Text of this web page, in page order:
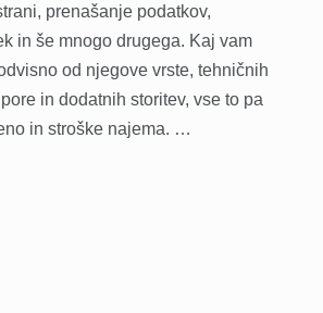
prenašanje podatkov,
in še mnogo drugega. Kaj vam
od njegove vrste, tehničnih
in dodatnih storitev, vse to pa
in stroške najema. …